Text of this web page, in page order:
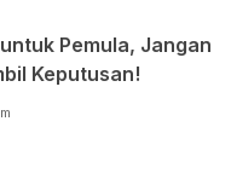
Pemula, Jangan
Keputusan!